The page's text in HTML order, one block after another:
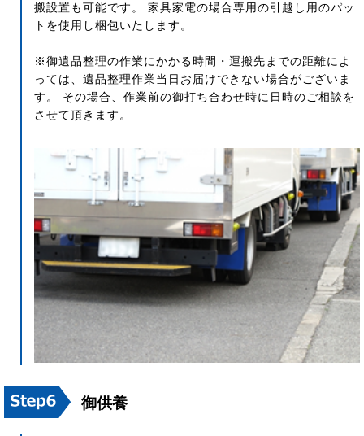
搬設置も可能です。 家具家電の場合専用の引越し用のパッ
トを使用し梱包いたします。
※御遺品整理の作業にかかる時間・運搬先までの距離によ
っては、遺品整理作業当日お届けできない場合がございま
す。 その場合、作業前の御打ち合わせ時に日時のご相談を
させて頂きます。
御供養